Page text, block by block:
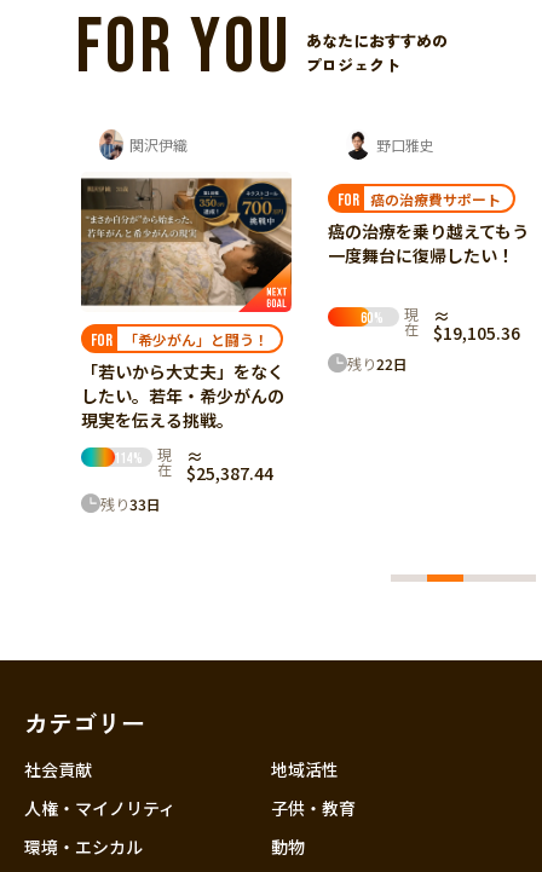
FOR YOU
あなたにおすすめの
プロジェクト
野口雅史
FOR 癌の治療費サポート
癌の治療を乗り越えてもう
一度舞台に復帰したい！
在 $19,105.36
残り22日
江崎家を支援する会
FOR 指定難病 ALS治療
ALS治療～乳歯幹細胞由来
培養上清液による治療を受
65% 現在≈ $7,318.56
カテゴリー
社会貢献
人権・マイノリティ
環境・エシカル
地域活性
子供・教育
動物